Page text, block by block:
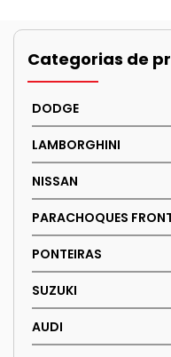
Categorias de
DODGE
LAMBORGHINI
NISSAN
PARACHOQUES
PONTEIRAS
SUZUKI
AUDI